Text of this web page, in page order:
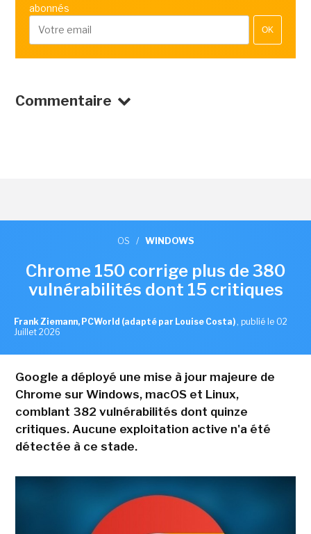
abonnés
OK
Commentaire
OS / WINDOWS
Chrome 150 corrige plus de 380
vulnérabilités dont 15 critiques
Frank Ziemann, PCWorld (adapté par Louise Costa) , publié le 02
Juillet 2026
Google a déployé une mise à jour majeure de
Chrome sur Windows, macOS et Linux,
comblant 382 vulnérabilités dont quinze
critiques. Aucune exploitation active n'a été
détectée à ce stade.